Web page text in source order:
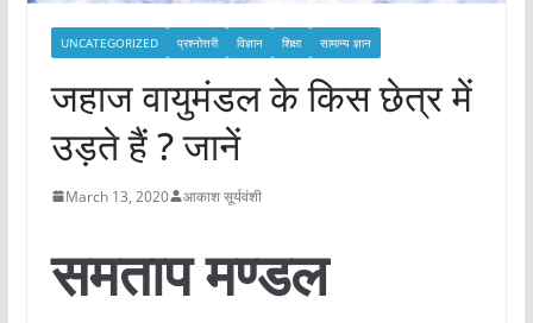
UNCATEGORIZED प्रश्नोत्तरी विज्ञान शिक्षा सामान्य ज्ञान
जहाज वायुमंडल के किस छेत्र में
उड़ते हैं ? जानें
March 13, 2020 आकाश सूर्यवंशी
समताप मण्डल